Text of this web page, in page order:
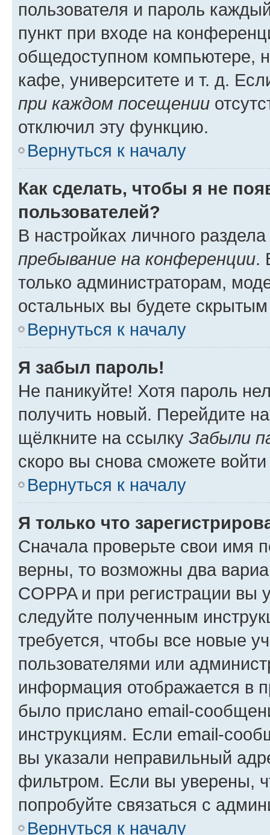
пользователя и пароль
пункт при входе на
общедоступном компьютере,
кафе, университете и т. д.
при каждом посещении
отключил эту функцию.
Вернуться к началу
Как сделать, чтобы я не
пользователей?
В настройках личного
пребывание на конференции.
только администраторам,
остальных вы будете
Вернуться к началу
Я забыл пароль!
Не паникуйте! Хотя пароль
получить новый. Перейдите
щёлкните на ссылку Забыли
скоро вы снова сможете
Вернуться к началу
Я только что
Сначала проверьте свои имя
верны, то возможны два
COPPA и при регистрации вы
следуйте полученным
требуется, чтобы все новые
пользователями или
информация отображается в
было прислано email-
инструкциям. Если email-
вы указали неправильный
фильтром. Если вы уверены,
попробуйте связаться с
Вернуться к началу